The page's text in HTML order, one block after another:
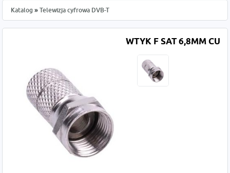
Katalog » Telewizja cyfrowa DVB-T
WTYK F SAT 6,8MM CU